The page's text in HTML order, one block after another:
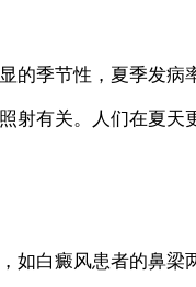
季节性，夏季发病
射有关。人们在夏天
白癜风患者的鼻梁